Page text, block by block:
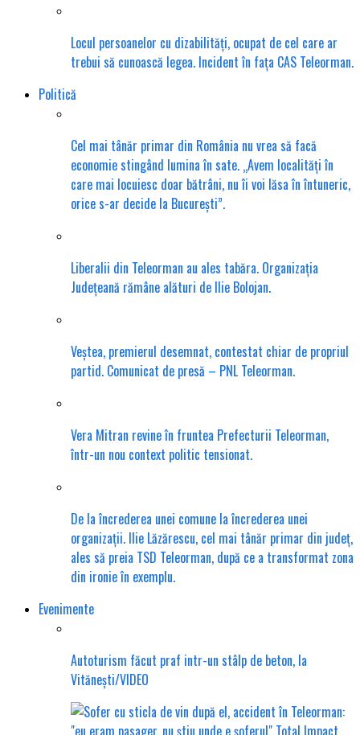
Locul persoanelor cu dizabilități, ocupat de cel care ar
trebui să cunoască legea. Incident în fața CAS Teleorman.
Politică
Cel mai tânăr primar din România nu vrea să facă
economie stingând lumina în sate. „Avem localități în
care mai locuiesc doar bătrâni, nu îi voi lăsa în întuneric,
orice s-ar decide la București”.
Liberalii din Teleorman au ales tabăra. Organizația
Județeană rămâne alături de Ilie Bolojan.
Veștea, premierul desemnat, contestat chiar de propriul
partid. Comunicat de presă – PNL Teleorman.
Vera Mitran revine în fruntea Prefecturii Teleorman,
într-un nou context politic tensionat.
De la încrederea unei comune la încrederea unei
organizații. Ilie Lăzărescu, cel mai tânăr primar din județ,
ales să preia TSD Teleorman, după ce a transformat zona
din ironie în exemplu.
Evenimente
Autoturism făcut praf intr-un stâlp de beton, la
Vitănești/VIDEO